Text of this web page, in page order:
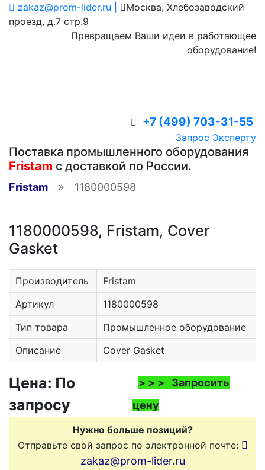
zakaz@prom-lider.ru |
Москва, Хлебозаводский
проезд, д.7 стр.9
Превращаем Ваши идеи в работающее
оборудование!
+7 (499) 703-31-55
Запрос Эксперту
Поставка промышленного оборудования
Fristam с доставкой по России.
Fristam » 1180000598
1180000598, Fristam, Cover
Gasket
Производитель
Fristam
Артикул
1180000598
Тип товара
Промышленное оборудование
Описание
Cover Gasket
Цена: По
запросу
> > > Запросить
цену
Нужно больше позиций?
Отправьте свой запрос по электронной почте:
zakaz@prom-lider.ru